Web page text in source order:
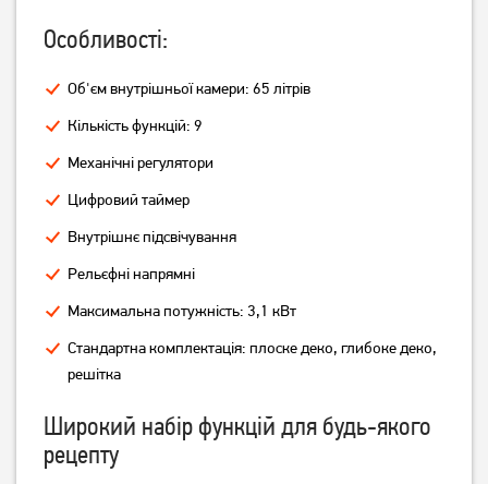
13100 XC
12 139грн
9 709
Особливості:
Об'єм внутрішньої камери: 65 літрів
Кількість функцій: 9
Механічні регулятори
Цифровий таймер
Внутрішнє підсвічування
Рельєфні напрямні
Максимальна потужність: 3,1 кВт
Стандартна комплектація: плоске деко, глибоке деко,
решітка
Широкий набір функцій для будь-якого
рецепту